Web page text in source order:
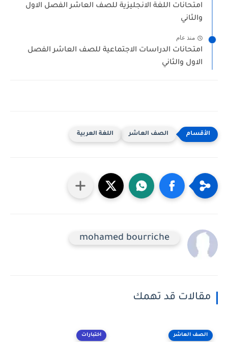
امتحانات اللغة الانجليزية للصف العاشر الفصل الاول
والثاني
منذ عام
امتحانات الدراسات الاجتماعية للصف العاشر الفصل
الاول والثاني
الصف العاشر اللغة العربية
mohamed bourriche
مقالات قد تهمك
الصف العاشر اختبارات